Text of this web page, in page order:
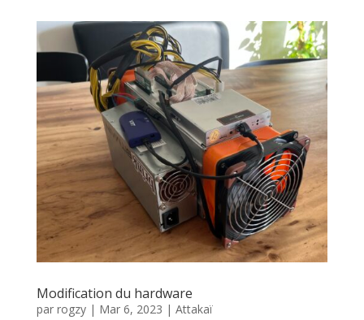
Modification du hardware
par rogzy| Mar 6, 2023 | Attakaï